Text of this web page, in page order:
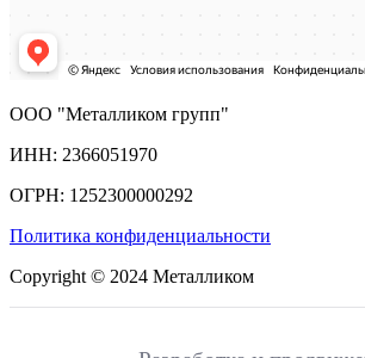
ООО "Металликом групп"
ИНН: 2366051970
ОГРН: 1252300000292
Политика конфиденциальности
Copyright © 2024 Металликом